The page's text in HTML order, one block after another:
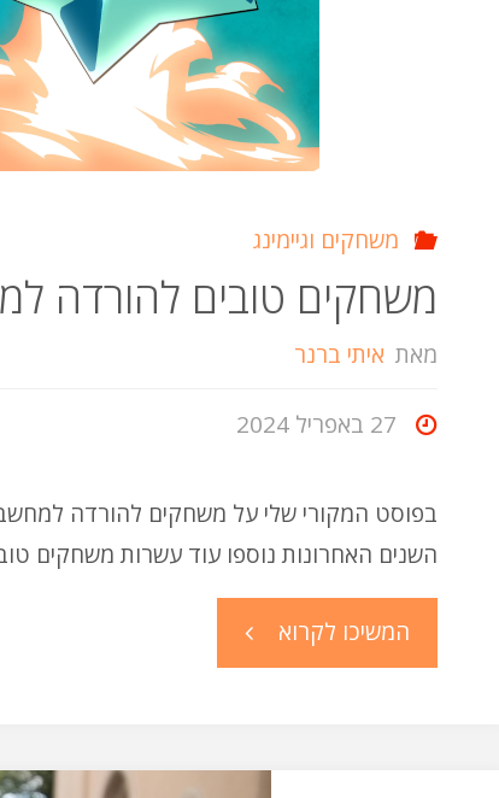
עובד!)"
משחקים וגיימינג
משחקים טובים להורדה למחשב 2: עוד משחקים
מאת איתי ברנר
27 באפריל 2024
השנים האחרונות נוספו עוד עשרות משחקים
המשיכו לקרוא"משחקים
להורדה